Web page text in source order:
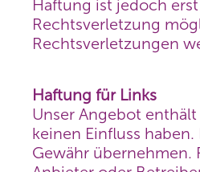
Haftung ist jedoch
Rechtsverletzung
Rechtsverletzungen
Haftung für Links
Unser Angebot
keinen Einfluss
Gewähr übernehmen.